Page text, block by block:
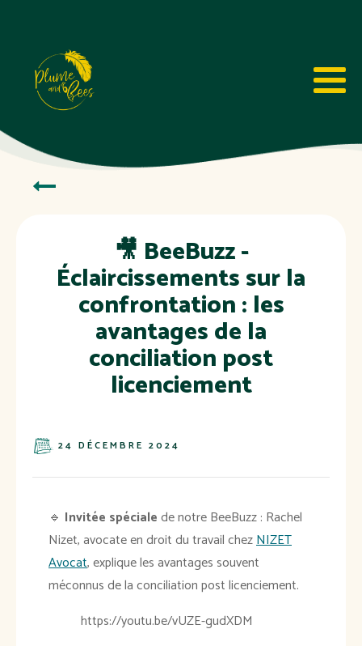
🎥 BeeBuzz -
Éclaircissements sur la
confrontation : les
avantages de la
conciliation post
licenciement
24 DÉCEMBRE 2024
🔹 Invitée spécialede notre BeeBuzz : Rachel
Nizet, avocate en droit du travail chezNIZET
Avocat, explique les avantages souvent
méconnus de la conciliation post licenciement.
https://youtu.be/vUZE-gudXDM